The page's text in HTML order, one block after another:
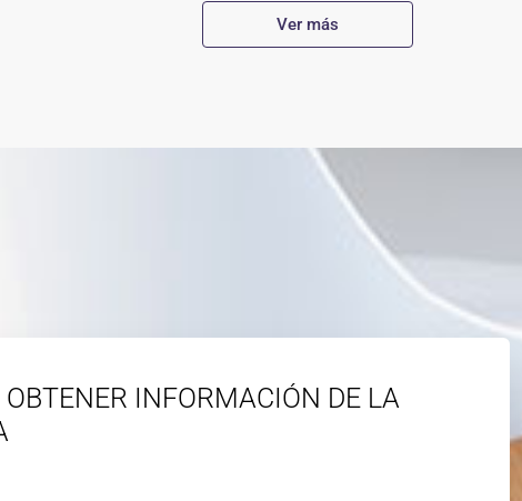
Ver más
INFORMACIÓN DE LA